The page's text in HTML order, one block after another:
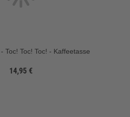
Toc! Toc! Toc! - Kaffeetasse
14,95 €